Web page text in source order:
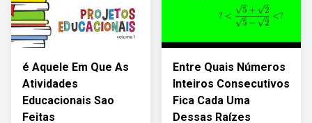
é Aquele Em Que As
Atividades
Educacionais Sao
Feitas
Entre Quais Números
Inteiros Consecutivos
Fica Cada Uma
Dessas Raízes